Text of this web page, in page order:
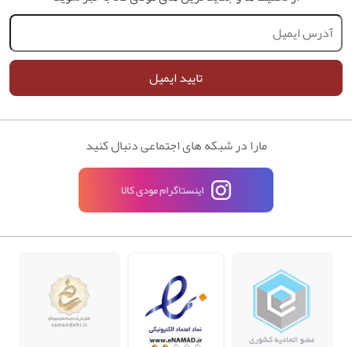
تایید ایمیل
مارا در شبکه های اجتماعی دنبال کنید
اینستاگرام مودی کالا